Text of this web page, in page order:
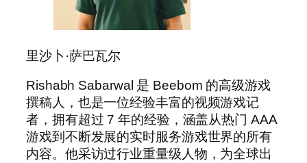
里沙卜·萨巴瓦尔
Rishabh Sabarwal 是 Beebom 的高级游戏
撰稿人，也是一位经验丰富的视频游戏记
者，拥有超过 7 年的经验，涵盖从热门 AAA
游戏到不断发展的实时服务游戏世界的所有
内容。他采访过行业重量级人物，为全球出